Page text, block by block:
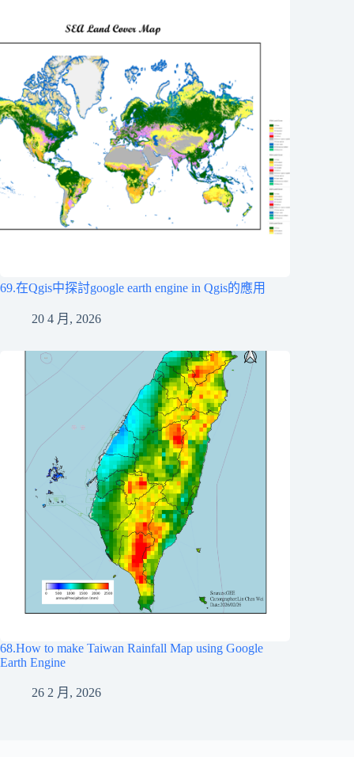
69.在Qgis中探討google earth engine in Qgis的應用
20 4 月, 2026
68.How to make Taiwan Rainfall Map using Google
Earth Engine
26 2 月, 2026